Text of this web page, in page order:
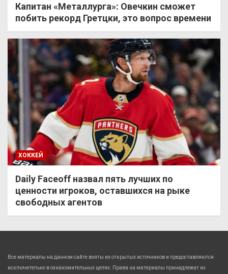
Капитан «Металлурга»: Овечкин сможет
побить рекорд Гретцки, это вопрос времени
ХОККЕЙ
Daily Faceoff назвал пять лучших по
ценности игроков, оставшихся на рыке
свободных агентов
Все материалы на данном сайте взяты из открытых источников и предоставляются
исключительно в ознакомительных целях. Права на материалы принадлежат их